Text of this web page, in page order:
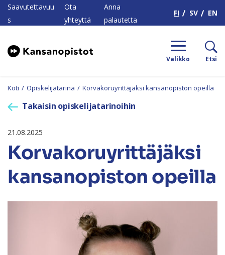
Saavutettavuu
s
Ota
yhteyttä
Anna
palautetta
FI SV EN
Valikko Etsi
Koti / Opiskelijatarina / Korvakoruyrittäjäksi kansanopiston opeilla
Takaisin opiskelijatarinoihin
21.08.2025
Korvakoruyrittäjäksi
kansanopiston opeilla